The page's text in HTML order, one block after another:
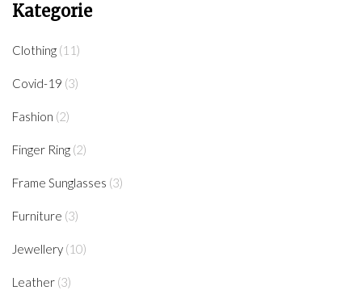
Kategorie
Clothing (11)
Covid-19 (3)
Fashion (2)
Finger Ring (2)
Frame Sunglasses (3)
Furniture (3)
Jewellery (10)
Leather (3)